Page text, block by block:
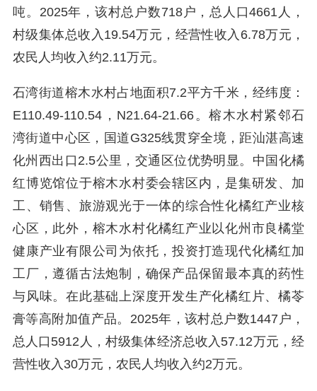
吨。2025年，该村总户数718户，总人口4661人，
村级集体总收入19.54万元，经营性收入6.78万元，
农民人均收入约2.11万元。
石湾街道榕木水村占地面积7.2平方千米，经纬度：
E110.49-110.54，N21.64-21.66。榕木水村紧邻石
湾街道中心区，国道G325线贯穿全境，距汕湛高速
化州西出口2.5公里，交通区位优势明显。中国化橘
红博览馆位于榕木水村委会辖区内，是集研发、加
工、销售、旅游观光于一体的综合性化橘红产业核
心区，此外，榕木水村化橘红产业以化州市良橘堂
健康产业有限公司为依托，投资打造现代化橘红加
工厂，遵循古法炮制，确保产品保留最本真的药性
与风味。在此基础上深度开发生产化橘红片、橘苓
膏等高附加值产品。2025年，该村总户数1447户，
总人口5912人，村级集体经济总收入57.12万元，经
营性收入30万元，农民人均收入约2万元。